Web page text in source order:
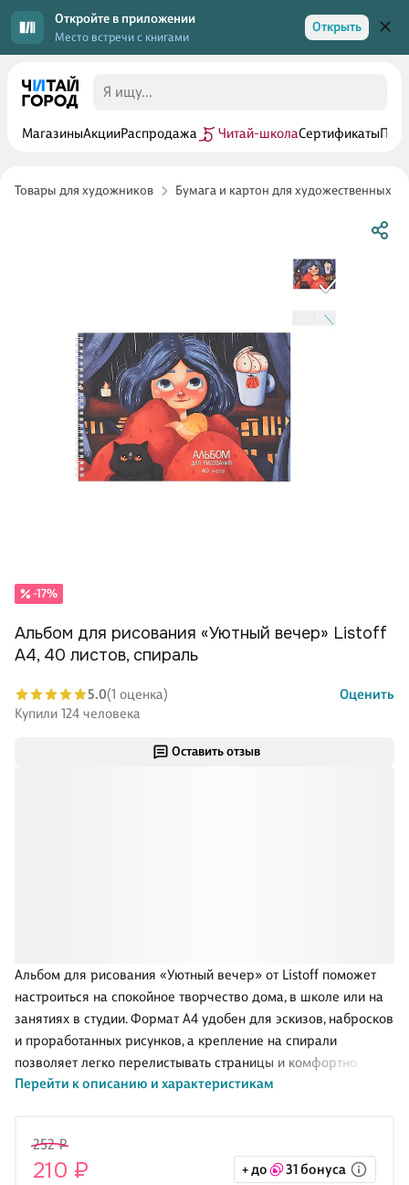
Откройте в приложении
Место встречи с книгами
Открыть
МагазиныАкцииРаспродажа Читай-школаСертификаты
Товары для художников Бумага и картон для художественных
Оставить отзыв
Альбом для рисования «Уютный вечер» от Listoff поможет
настроиться на спокойное творчество дома, в школе или на
занятиях в студии. Формат А4 удобен для эскизов, набросков
и проработанных рисунков, а крепление на спирали
позволяет легко перелистывать страницы и комфортно
рисовать на развороте, не заламывая листы.
собирает следы, а выборочный лак добавляет аккуратный
блеск деталям оформления — такой альбом хочется брать с
Перейти к описанию и характеристикам
-17%
Альбом для рисования «Уютный вечер» Listoff
А4, 40 листов, спираль
5.0(1 оценка)
Оценить
Купили 124 человека
252 ₽
210 ₽ + до 31 бонуса